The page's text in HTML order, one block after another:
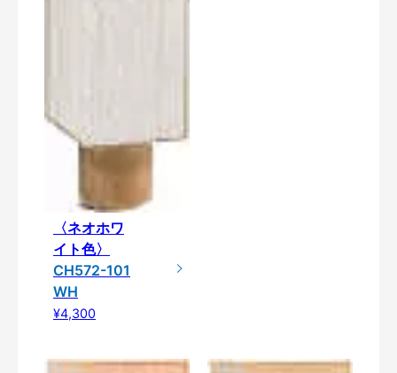
〈ネオホワ
イト色〉
CH572-101
WH
¥4,300